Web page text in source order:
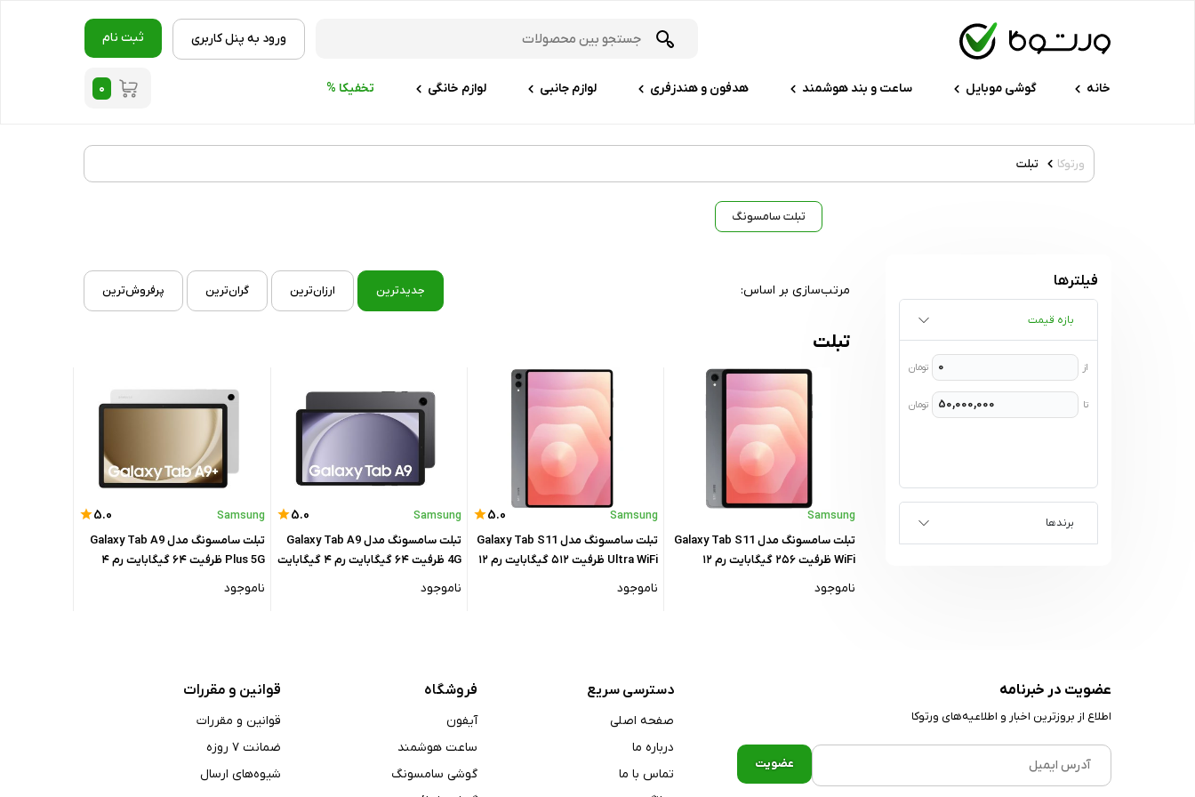
ورود به پنل کاربری ثبت نام
خانه گوشی موبایل ساعت و بند هوشمند هدفون و هندزفری لوازم جانبی لوازم خانگی تخفیکا % ۰
فیلترها
بازه قیمت
از تومان
تا تومان
برندها
ورتوکا تبلت
تبلت سامسونگ
مرتب‌سازی بر اساس: پرفروش‌ترین گران‌ترین ارزان‌ترین جدید‌ترین
تبلت
Samsung
تبلت سامسونگ مدل Galaxy Tab S11
WiFi ظرفیت ۲۵۶ گیگابایت رم ۱۲
ناموجود
Samsung
5.0
تبلت سامسونگ مدل Galaxy Tab S11
Ultra WiFi ظرفیت ۵۱۲ گیگابایت رم ۱۲
ناموجود
Samsung
5.0
تبلت سامسونگ مدل Galaxy Tab A9
4G ظرفیت ۶۴ گیگابایت رم ۴ گیگابایت
ناموجود
Samsung
5.0
تبلت سامسونگ مدل Galaxy Tab A9
Plus 5G ظرفیت ۶۴ گیگابایت رم ۴
ناموجود
عضویت در خبرنامه
اطلاع از بروز‌ترین اخبار و اطلاعیه‌های ورتوکا
دسترسی سریع
صفحه اصلی
درباره ما
تماس با ما
فروشگاه
آیفون
ساعت هوشمند
گوشی سامسونگ
قوانین و مقررات
قوانین و مقررات
ضمانت ۷ روزه
شیوه‌های ارسال